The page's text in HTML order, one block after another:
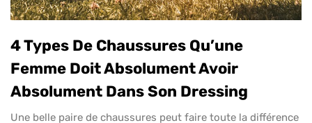
4 Types De Chaussures Qu’une
Femme Doit Absolument Avoir
Absolument Dans Son Dressing
Une belle paire de chaussures peut faire toute la différence